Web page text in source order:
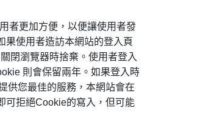
者更加方便，以便讓使用者發
果使用者造訪本網站的登入頁
閉瀏覽器時捨棄。使用者登入
則會保留兩年。如果登入時
供您最佳的服務，本網站會在
可拒絕Cookie的寫入，但可能